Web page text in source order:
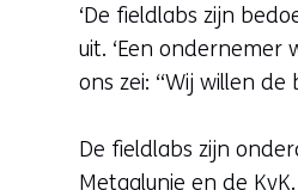
‘De fieldlabs zijn
uit. ‘Een
ons zei: “Wij willen
De fieldlabs zijn
Metaalunie en de